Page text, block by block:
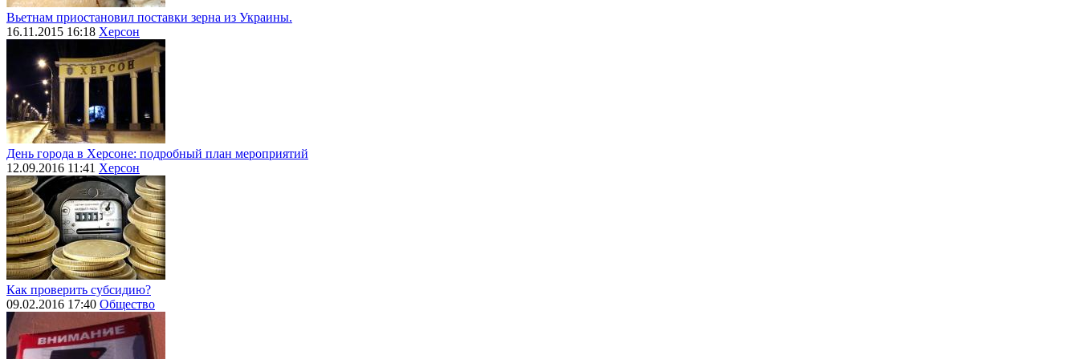
Вьетнам приостановил поставки зерна из Украины.
16.11.2015 16:18 Херсон
День города в Херсоне: подробный план мероприятий
12.09.2016 11:41 Херсон
Как проверить субсидию?
09.02.2016 17:40 Общество